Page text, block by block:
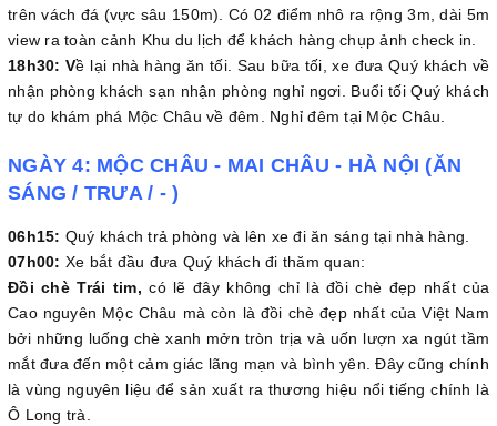
trên vách đá (vực sâu 150m). Có 02 điểm nhô ra rộng 3m, dài 5m
view ra toàn cảnh Khu du lịch để khách hàng chụp ảnh check in.
18h30: Về lại nhà hàng ăn tối. Sau bữa tối, xe đưa Quý khách về
nhận phòng khách sạn nhận phòng nghỉ ngơi. Buổi tối Quý khách
tự do khám phá Mộc Châu về đêm. Nghỉ đêm tại Mộc Châu.
NGÀY 4: MỘC CHÂU - MAI CHÂU - HÀ NỘI (ĂN
SÁNG / TRƯA / - )
06h15: Quý khách trả phòng và lên xe đi ăn sáng tại nhà hàng.
07h00: Xe bắt đầu đưa Quý khách đi thăm quan:
Đồi chè Trái tim, có lẽ đây không chỉ là đồi chè đẹp nhất của
Cao nguyên Mộc Châu mà còn là đồi chè đẹp nhất của Việt Nam
bởi những luống chè xanh mởn tròn trịa và uốn lượn xa ngút tầm
mắt đưa đến một cảm giác lãng mạn và bình yên. Đây cũng chính
là vùng nguyên liệu để sản xuất ra thương hiệu nổi tiếng chính là
Ô Long trà.